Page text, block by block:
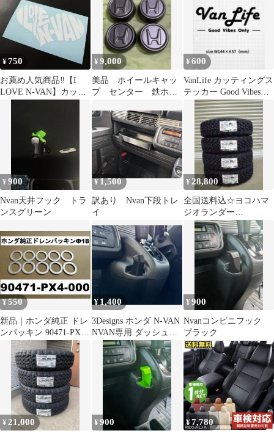
¥750
お薦め人気商品‼️【I
LOVE N-VAN】カッテ
¥9,000
美品 ホイールキャッ
プ センター 鉄ホイ
WG NVAN
¥600
VanLife カッティングス
テッカー Good Vibes
Only
¥900
Nvan天井フック トラ
ンスグリーン
¥1,500
訳あり Nvan下段トレ
イ
¥ 28,800
全国送料込☆ヨコハマ
ジオランダー
M/TG003☆145/80R12L
¥550
新品｜ホンダ純正 ドレ
ンパッキン 90471-PX4-
000 内径18mm
¥ 1,400
3Designs ホンダ N-VAN
NVAN専用 ダッシュボ
ードフック
¥900
Nvanコンビニフック
ブラック
¥ 21,000 ¥900 ¥7,780